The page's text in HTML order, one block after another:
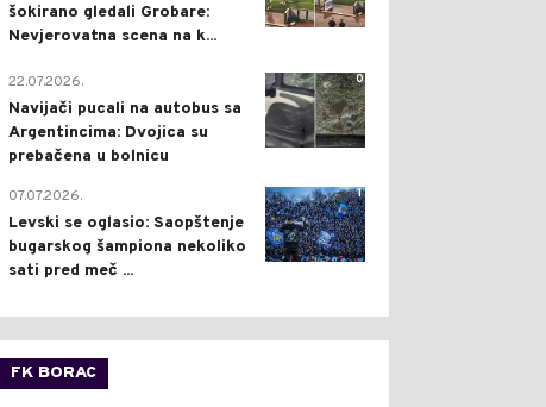
šokirano gledali Grobare:
Nevjerovatna scena na k...
0
22.07.2026.
Navijači pucali na autobus sa
Argentincima: Dvojica su
prebačena u bolnicu
1
07.07.2026.
Levski se oglasio: Saopštenje
bugarskog šampiona nekoliko
sati pred meč ...
FK BORAC